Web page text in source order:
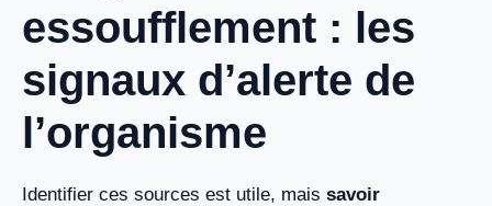
essoufflement : les
signaux d’alerte de
l’organisme
Identifier ces sources est utile, mais savoir